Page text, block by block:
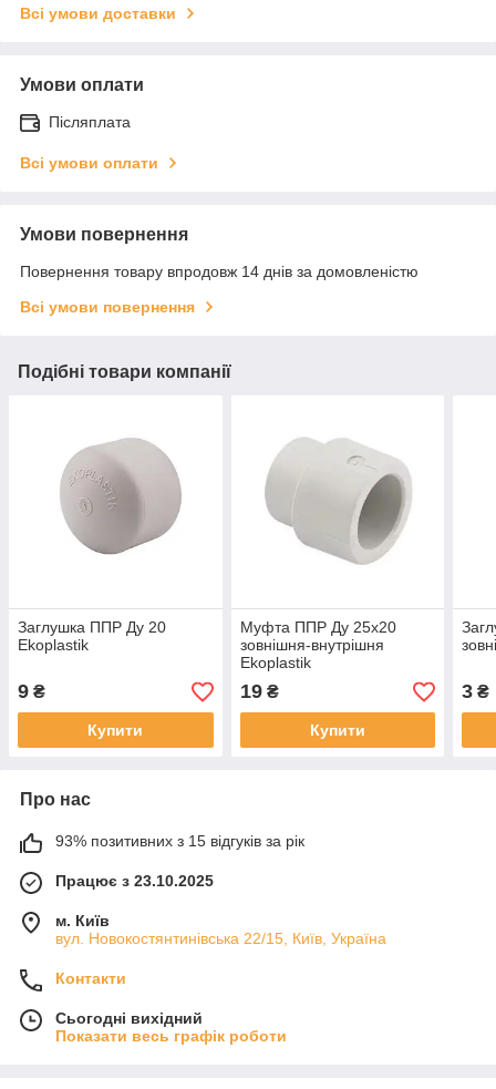
Всі умови доставки
Умови оплати
Післяплата
Всі умови оплати
Умови повернення
Повернення товару впродовж 14 днів за домовленістю
Всі умови повернення
Подібні товари компанії
Заглушка ППР Ду 20
Ekoplastik
9 ₴
Купити
Муфта ППР Ду 25х20
зовнішня-внутрішня
Ekoplastik
19₴
Купити
3 ₴
Про нас
93% позитивних з 15 відгуків за рік
Працює з 23.10.2025
м. Київ
вул. Новокостянтинівська 22/15, Київ, Україна
Контакти
Сьогодні вихідний
Показати весь графік роботи